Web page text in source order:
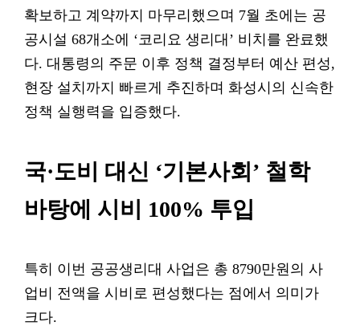
확보하고 계약까지 마무리했으며 7월 초에는 공
공시설 68개소에 ‘코리요 생리대’ 비치를 완료했
다. 대통령의 주문 이후 정책 결정부터 예산 편성,
현장 설치까지 빠르게 추진하며 화성시의 신속한
정책 실행력을 입증했다.
국·도비 대신 ‘기본사회’ 철학
바탕에 시비 100% 투입
특히 이번 공공생리대 사업은 총 8790만원의 사
업비 전액을 시비로 편성했다는 점에서 의미가
크다.